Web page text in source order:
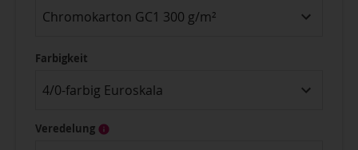
Chromokarton GC1 300 g/m²
Farbigkeit
4/0-farbig Euroskala
Veredelung